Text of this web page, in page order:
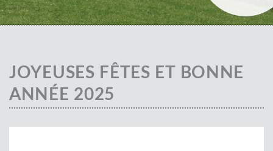
JOYEUSES FÊTES ET BONNE
ANNÉE 2025